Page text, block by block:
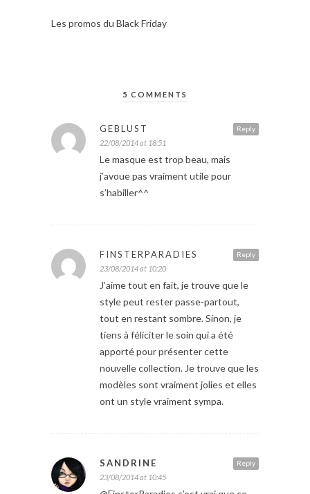
Les promos du Black Friday
5 COMMENTS
Reply
GEBLUST
22/08/2014 at 18:51
Le masque est trop beau, mais
j’avoue pas vraiment utile pour
s’habiller^^
Reply
FINSTERPARADIES
23/08/2014 at 10:20
J’aime tout en fait, je trouve que le
style peut rester passe-partout,
tout en restant sombre. Sinon, je
tiens à féliciter le soin qui a été
apporté pour présenter cette
nouvelle collection. Je trouve que les
modèles sont vraiment jolies et elles
ont un style vraiment sympa.
Reply
SANDRINE
23/08/2014 at 10:45